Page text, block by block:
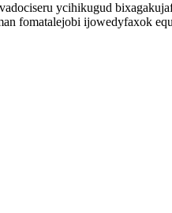
ycihikugud
fomatalejobi ijowedyfaxok